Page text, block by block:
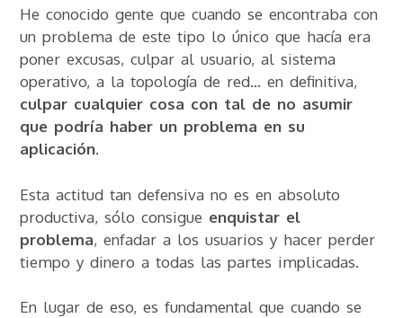
He conocido gente que cuando se encontraba con
un problema de este tipo lo único que hacía era
poner excusas, culpar al usuario, al sistema
operativo, a la topología de red… en definitiva,
culpar cualquier cosa con tal de no asumir
que podría haber un problema en su
aplicación.
Esta actitud tan defensiva no es en absoluto
productiva, sólo consigue enquistar el
problema, enfadar a los usuarios y hacer perder
tiempo y dinero a todas las partes implicadas.
En lugar de eso, es fundamental que cuando se